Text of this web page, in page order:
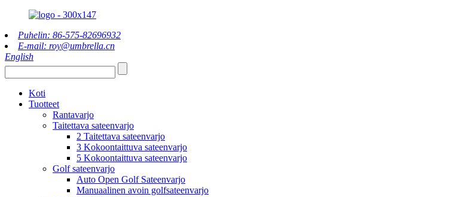
Puhelin: 86-575-82696932
E-mail: roy@umbrella.cn
English
Koti
Tuotteet
Rantavarjo
Taitettava sateenvarjo
2 Taitettava sateenvarjo
3 Kokoontaittuva sateenvarjo
5 Kokoontaittuva sateenvarjo
Golf sateenvarjo
Auto Open Golf Sateenvarjo
Manuaalinen avoin golfsateenvarjo